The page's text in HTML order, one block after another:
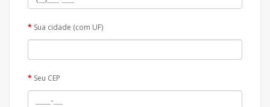
Sua cidade (com UF)
Seu CEP